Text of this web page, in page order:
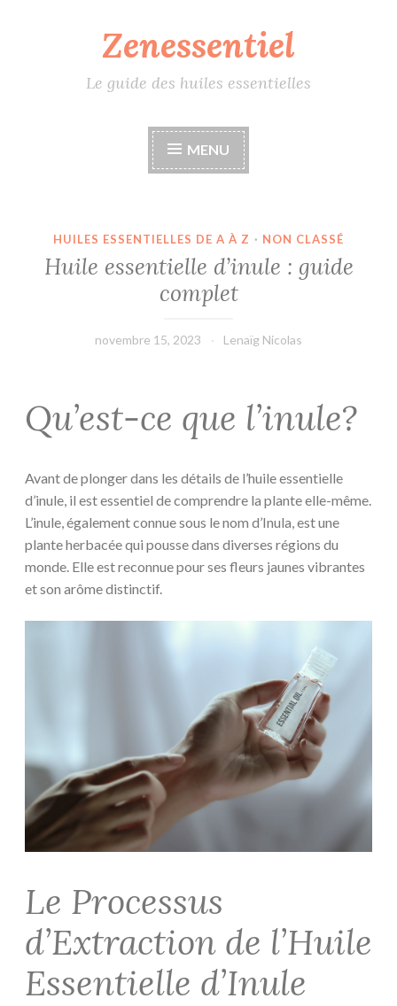
Zenessentiel
Le guide des huiles essentielles
MENU
HUILES ESSENTIELLES DE A À Z · NON CLASSÉ
Huile essentielle d’inule : guide
complet
novembre 15, 2023 Lenaïg Nicolas
Qu’est-ce que l’inule?
Avant de plonger dans les détails de l’huile essentielle
d’inule, il est essentiel de comprendre la plante elle-même.
L’inule, également connue sous le nom d’Inula, est une
plante herbacée qui pousse dans diverses régions du
monde. Elle est reconnue pour ses fleurs jaunes vibrantes
et son arôme distinctif.
Le Processus
d’Extraction de l’Huile
Essentielle d’Inule